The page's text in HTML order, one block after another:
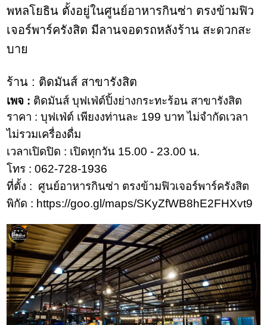
พหลโยธิน ตั้งอยู่ในศูนย์อาหารกินซ่า ตรงข้ามฟิว
เจอร์พาร์ครังสิต มีลานจอดรถหลังร้าน สะดวกสะ
บาย
ร้าน : ติดมันส์ สาขารังสิต
เพจ : ติดมันส์ บุฟเฟ่ต์ปิ้งย่างกระทะร้อน สาขารังสิต
ราคา :บุฟเฟ่ต์ เพียงงท่านละ 199 บาท ไม่จำกัดเวลา
ไม่รวมเครื่องดื่ม
เวลาเปิดปิด : เปิดทุกวัน 15.00 - 23.00 น.
โทร :062-728-1936
ที่ตั้ง : ศูนย์อาหารกินซ่า ตรงข้ามฟิวเจอร์พาร์ครังสิต
พิกัด : https://goo.gl/maps/SKyZfWB8hE2FHXvt9